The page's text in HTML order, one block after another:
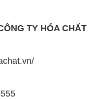
TY HÓA CHẤT